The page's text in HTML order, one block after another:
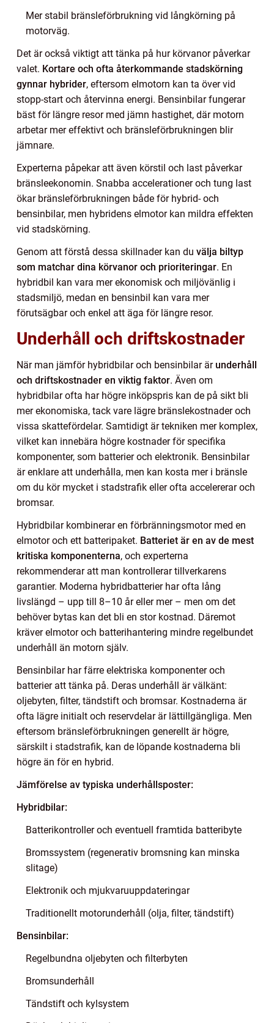
Mer stabil bränsleförbrukning vid långkörning på
motorväg.
Det är också viktigt att tänka på hur körvanor påverkar
valet. Kortare och ofta återkommande stadskörning
gynnar hybrider, eftersom elmotorn kan ta över vid
stopp-start och återvinna energi. Bensinbilar fungerar
bäst för längre resor med jämn hastighet, där motorn
arbetar mer effektivt och bränsleförbrukningen blir
jämnare.
Experterna påpekar att även körstil och last påverkar
bränsleekonomin. Snabba accelerationer och tung last
ökar bränsleförbrukningen både för hybrid- och
bensinbilar, men hybridens elmotor kan mildra effekten
vid stadskörning.
Genom att förstå dessa skillnader kan du välja biltyp
som matchar dina körvanor och prioriteringar. En
hybridbil kan vara mer ekonomisk och miljövänlig i
stadsmiljö, medan en bensinbil kan vara mer
förutsägbar och enkel att äga för längre resor.
Underhåll och driftskostnader
När man jämför hybridbilar och bensinbilar är underhåll
och driftskostnader en viktig faktor. Även om
hybridbilar ofta har högre inköpspris kan de på sikt bli
mer ekonomiska, tack vare lägre bränslekostnader och
vissa skattefördelar. Samtidigt är tekniken mer komplex,
vilket kan innebära högre kostnader för specifika
komponenter, som batterier och elektronik. Bensinbilar
är enklare att underhålla, men kan kosta mer i bränsle
om du kör mycket i stadstrafik eller ofta accelererar och
bromsar.
Hybridbilar kombinerar en förbränningsmotor med en
elmotor och ett batteripaket. Batteriet är en av de mest
kritiska komponenterna, och experterna
rekommenderar att man kontrollerar tillverkarens
garantier. Moderna hybridbatterier har ofta lång
livslängd – upp till 8–10 år eller mer – men om det
behöver bytas kan det bli en stor kostnad. Däremot
kräver elmotor och batterihantering mindre regelbundet
underhåll än motorn själv.
Bensinbilar har färre elektriska komponenter och
batterier att tänka på. Deras underhåll är välkänt:
oljebyten, filter, tändstift och bromsar. Kostnaderna är
ofta lägre initialt och reservdelar är lättillgängliga. Men
eftersom bränsleförbrukningen generellt är högre,
särskilt i stadstrafik, kan de löpande kostnaderna bli
högre än för en hybrid.
Jämförelse av typiska underhållsposter:
Hybridbilar:
Batterikontroller och eventuell framtida batteribyte
Bromssystem (regenerativ bromsning kan minska
slitage)
Elektronik och mjukvaruuppdateringar
Traditionellt motorunderhåll (olja, filter, tändstift)
Bensinbilar:
Regelbundna oljebyten och filterbyten
Bromsunderhåll
Tändstift och kylsystem